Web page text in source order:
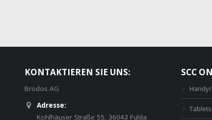
KONTAKTIEREN SIE UNS:
Brodos AG
Adresse:
Kohlhäuser Straße 55, 36043 Fulda
SCC
Tablets